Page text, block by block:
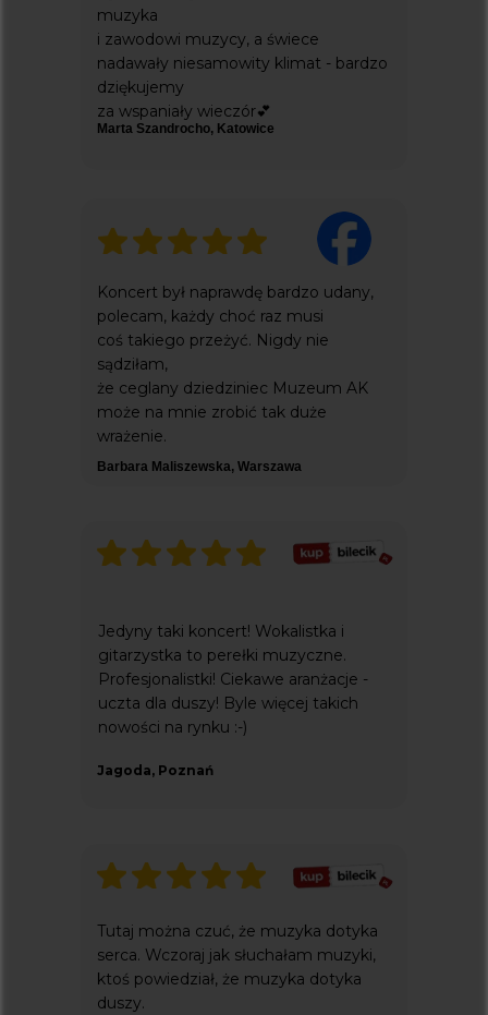
Jedyny taki koncert! Wokalistka i
gitarzystka to perełki muzyczne.
Profesjonalistki! Ciekawe aranżacje -
uczta dla duszy! Byle więcej takich
nowości na rynku :-)
Jagoda, Poznań
Barbara Maliszewska, Warszawa
Koncert był naprawdę bardzo udany,
polecam, każdy choć raz musi
coś takiego przeżyć. Nigdy nie
sądziłam,
że ceglany dziedziniec Muzeum AK
może na mnie zrobić tak duże
wrażenie.
muzyka
i zawodowi muzycy, a świece
nadawały niesamowity klimat - bardzo
dziękujemy
za wspaniały wieczór💕
Marta Szandrocho, Katowice
Tutaj można czuć, że muzyka dotyka
serca. Wczoraj jak słuchałam muzyki,
ktoś powiedział, że muzyka dotyka
duszy.
Dodatkowe
POLITYKA PRYWATNOŚCI
ZARZĄDZANIE PLIKAMI COOKIE